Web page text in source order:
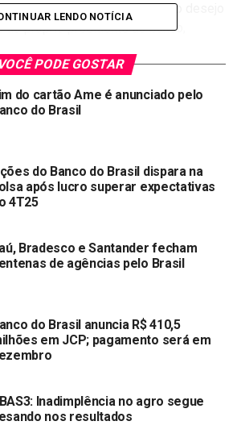
nenhuma novidade sobre o desejo
do próprio presidente do banco,
Facebook
Reddit
BBAS3
mais de 10% após divulgação
as maiores altas e as maiores
feira
LENDO NOTÍCIA
VOCÊ PODE GOSTAR
do cartão Ame é anunciado pelo
do Brasil
do Banco do Brasil dispara na
após lucro superar expectativas
4T25
Bradesco e Santander fecham
de agências pelo Brasil
do Brasil anuncia R$ 410,5
em JCP; pagamento será em
Inadimplência no agro segue
nos resultados